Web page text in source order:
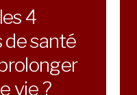
4
santé
vie ?